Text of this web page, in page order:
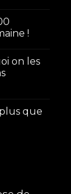
!
on les
que